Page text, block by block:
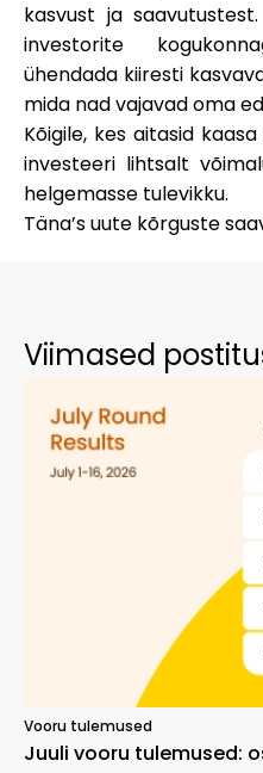
kasvust ja
investorite
ühendada kiiresti
mida nad vajavad oma
Kõigile, kes aitasid
investeeri lihtsalt
helgemasse tulevikku.
Täna’s uute kõrguste
Viimased
Vooru tulemused
Juuli vooru tulemused: